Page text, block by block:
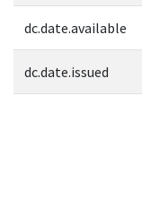
dc.date.available
dc.date.issued